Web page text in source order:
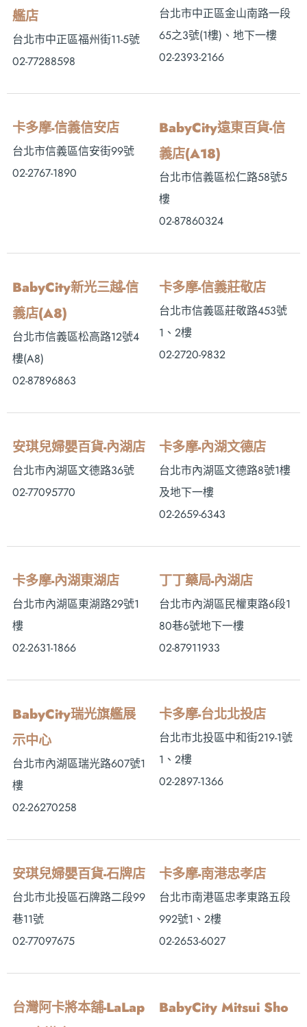
艦店
台北市中正區福州街11-5號
02-77288598
台北市中正區金山南路一段
65之3號(1樓)、地下一樓
02-2393-2166
卡多摩-信義信安店
台北市信義區信安街99號
02-2767-1890
BabyCity遠東百貨-信
義店(A18)
台北市信義區松仁路58號5
樓
02-87860324
BabyCity新光三越-信
義店(A8)
台北市信義區松高路12號4
樓(A8)
02-87896863
卡多摩-信義莊敬店
台北市信義區莊敬路453號
1、2樓
02-2720-9832
安琪兒婦嬰百貨-內湖店
台北市內湖區文德路36號
02-77095770
卡多摩-內湖文德店
台北市內湖區文德路8號1樓
及地下一樓
02-2659-6343
卡多摩-內湖東湖店
台北市內湖區東湖路29號1
樓
02-2631-1866
丁丁藥局-內湖店
台北市內湖區民權東路6段1
80巷6號地下一樓
02-87911933
BabyCity瑞光旗艦展
示中心
台北市內湖區瑞光路607號1
樓
02-26270258
卡多摩-台北北投店
台北市北投區中和街219-1號
1、2樓
02-2897-1366
安琪兒婦嬰百貨-石牌店
台北市北投區石牌路二段99
巷11號
02-77097675
卡多摩-南港忠孝店
台北市南港區忠孝東路五段
992號1、2樓
02-2653-6027
台灣阿卡將本舖-LaLap
BabyCity Mitsui Sho